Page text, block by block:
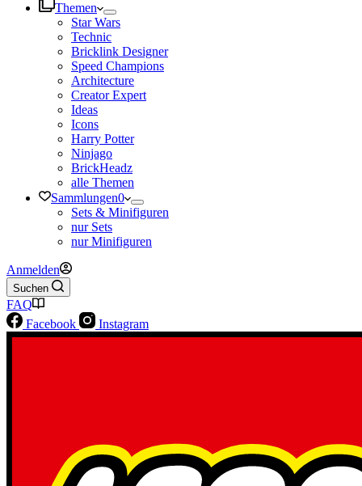
Themen
Star Wars
Technic
Bricklink Designer
Speed Champions
Architecture
Creator Expert
Ideas
Icons
Harry Potter
Ninjago
BrickHeadz
alle Themen
Sammlungen0
Sets & Minifiguren
nur Sets
nur Minifiguren
Anmelden
Suchen
FAQ
Facebook
Instagram